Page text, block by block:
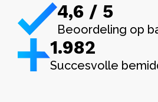
4,6 / 5
Beoordeling op
1.982
Succesvolle